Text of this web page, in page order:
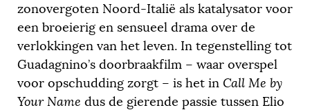
zonovergoten Noord-Italië als katalysator voor
een broeierig en sensueel drama over de
verlokkingen van het leven. In tegenstelling tot
Guadagnino’s doorbraakfilm – waar overspel
voor opschudding zorgt – is het in Call Me by
Your Name dus de gierende passie tussen Elio